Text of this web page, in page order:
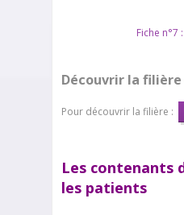
Fiche n°7 :
Découvrir la
Pour découvrir la filière :
Les contenants
les patients